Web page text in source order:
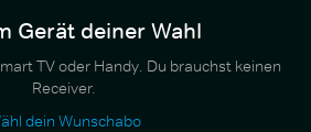
Gerät deiner Wahl
TV oder Handy. Du brauchst keinen
Receiver.
dein Wunschabo